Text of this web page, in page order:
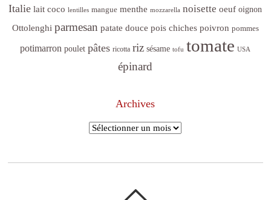
Italie lait coco lentilles mangue menthe mozzarella noisette oeuf oignon
Ottolenghi parmesan patate douce pois chiches poivron pommes
potimarron poulet pâtes ricotta riz sésame tofu tomate USA
épinard
Archives
Archives